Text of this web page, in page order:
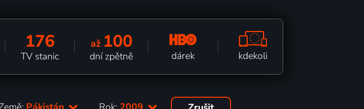
176
TV stanic
až 100
dní zpětně dárek kdekoli